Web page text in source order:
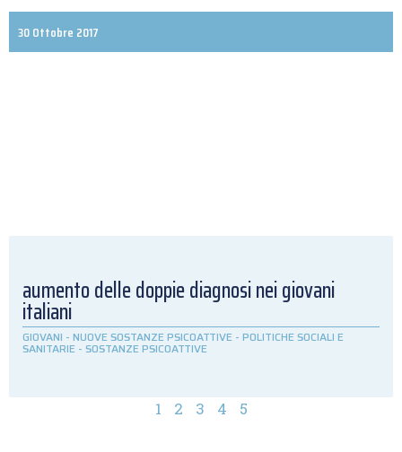
30 Ottobre 2017
aumento delle doppie diagnosi nei giovani
italiani
GIOVANI - NUOVE SOSTANZE PSICOATTIVE - POLITICHE SOCIALI E
SANITARIE - SOSTANZE PSICOATTIVE
1 2 3 4 5